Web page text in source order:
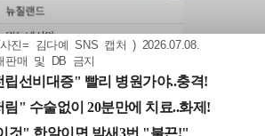
진= 김다예 SNS 캡처 ) 2026.07.08.
매 및 DB 금지